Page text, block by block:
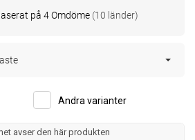
på 4 Omdöme (10 länder)
Andra varianter
avser den här produkten